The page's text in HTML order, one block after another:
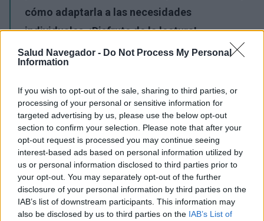
Salud Navegador - Do Not Process My Personal
Information
If you wish to opt-out of the sale, sharing to third parties, or
processing of your personal or sensitive information for
targeted advertising by us, please use the below opt-out
section to confirm your selection. Please note that after your
opt-out request is processed you may continue seeing
interest-based ads based on personal information utilized by
us or personal information disclosed to third parties prior to
your opt-out. You may separately opt-out of the further
disclosure of your personal information by third parties on the
IAB’s list of downstream participants. This information may
also be disclosed by us to third parties on the IAB’s List of
cómo adaptarla a las necesidades
individuales. ¡Disfrute de la lectura!
Publicidad: